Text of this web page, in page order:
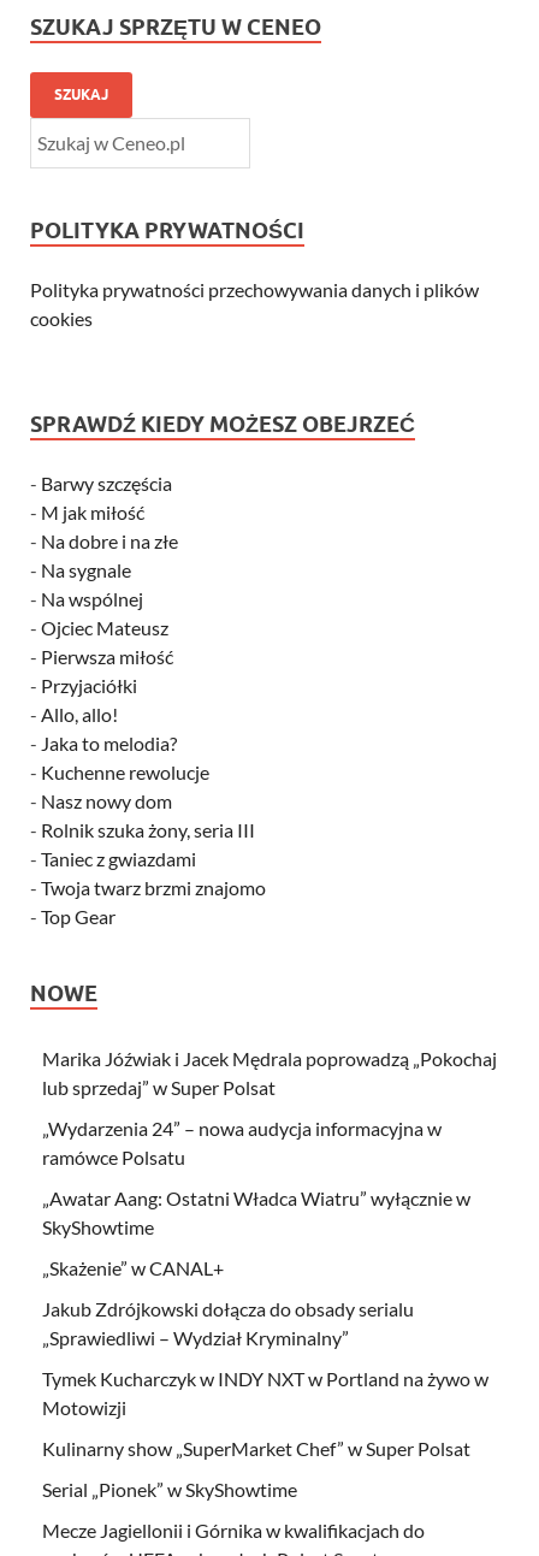
SZUKAJ SPRZĘTU W CENEO
SZUKAJ
POLITYKA PRYWATNOŚCI
Polityka prywatności przechowywania danych i plików
cookies
SPRAWDŹ KIEDY MOŻESZ OBEJRZEĆ
- Barwy szczęścia
- M jak miłość
- Na dobre i na złe
- Na sygnale
- Na wspólnej
- Ojciec Mateusz
- Pierwsza miłość
- Przyjaciółki
- Allo, allo!
- Jaka to melodia?
- Kuchenne rewolucje
- Nasz nowy dom
- Rolnik szuka żony, seria III
- Taniec z gwiazdami
- Twoja twarz brzmi znajomo
- Top Gear
NOWE
Marika Jóźwiak i Jacek Mędrala poprowadzą „Pokochaj
lub sprzedaj” w Super Polsat
„Wydarzenia 24” – nowa audycja informacyjna w
ramówce Polsatu
„Awatar Aang: Ostatni Władca Wiatru” wyłącznie w
SkyShowtime
„Skażenie” w CANAL+
Jakub Zdrójkowski dołącza do obsady serialu
„Sprawiedliwi – Wydział Kryminalny”
Tymek Kucharczyk w INDY NXT w Portland na żywo w
Motowizji
Kulinarny show „SuperMarket Chef” w Super Polsat
Serial „Pionek” w SkyShowtime
Mecze Jagiellonii i Górnika w kwalifikacjach do